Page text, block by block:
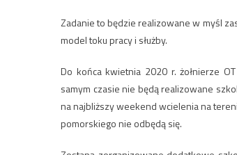
Zadanie to będzie realizowane w myśl
model toku pracy i służby.
Do końca kwietnia 2020 r. żołnierze
samym czasie nie będą realizowane
na najbliższy weekend wcielenia na
pomorskiego nie odbędą się.